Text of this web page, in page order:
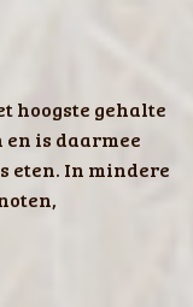
hoogste gehalte
is daarmee
eten. In mindere